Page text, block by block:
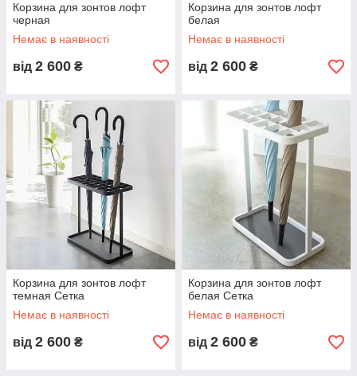
Корзина для зонтов лофт
черная
Немає в наявності
від 2 600 ₴
Корзина для зонтов лофт
белая
Немає в наявності
від 2 600 ₴
Корзина для зонтов лофт
темная Сетка
Немає в наявності
від 2 600 ₴
Корзина для зонтов лофт
белая Сетка
Немає в наявності
від 2 600 ₴